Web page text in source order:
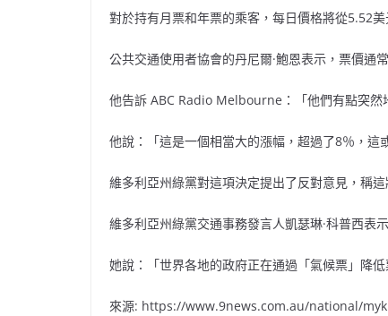
對於持有月票和年票的乘客，每日價格將從5.52美
公共交通使用者協會的丹尼爾·鮑恩表示，票價通
他告訴 ABC Radio Melbourne：「他們有點突然
他說：「這是一個相當大的漲幅，超過了8％，這
維多利亞州綠黨對這項決定提出了反對意見，稱
維多利亞州綠黨交通事務發言人凱瑟琳·科普西表
她說：「世界各地的政府正在通過「氣候票」降
來源: https://www.9news.com.au/national/